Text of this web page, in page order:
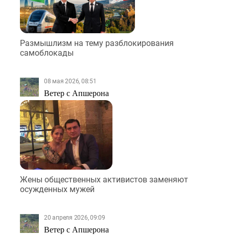
Размышлизм на тему разблокирования
самоблокады
08 мая 2026, 08:51
Ветер с Апшерона
Жены общественных активистов заменяют
осужденных мужей
20 апреля 2026, 09:09
Ветер с Апшерона